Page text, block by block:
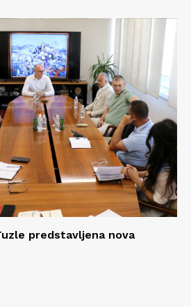
predstavljena nova